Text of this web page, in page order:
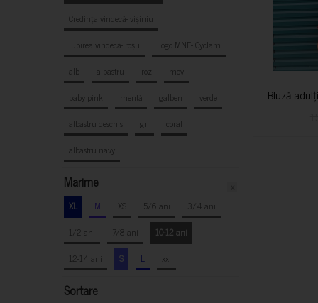
Credința vindecă- vișiniu
Iubirea vindecă- roșu
Logo MNF- Cyclam
alb
albastru roz
mov
baby pink
mentă galben
verde
albastru deschis
gri
coral
albastru navy
Marime
XL M XS 5/6 ani
3/4 ani
1/2 ani
7/8 ani
10-12 ani
12-14 ani
S L xxl
Sortare
Bluză